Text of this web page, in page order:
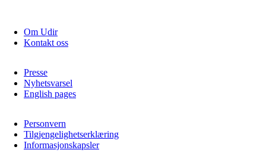
Om Udir
Kontakt oss
Presse
Nyhetsvarsel
English pages
Personvern
Tilgjengelighetserklæring
Informasjonskapsler